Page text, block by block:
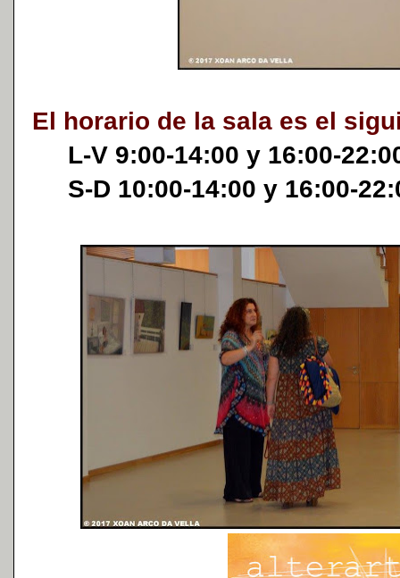
El horario de la sala es el
L-V 9:00-14:00 y 16:00-
S-D 10:00-14:00 y 16:00-